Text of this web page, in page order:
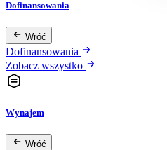
Dofinansowania
Wróć
Dofinansowania
Zobacz wszystko
Wynajem
Wróć